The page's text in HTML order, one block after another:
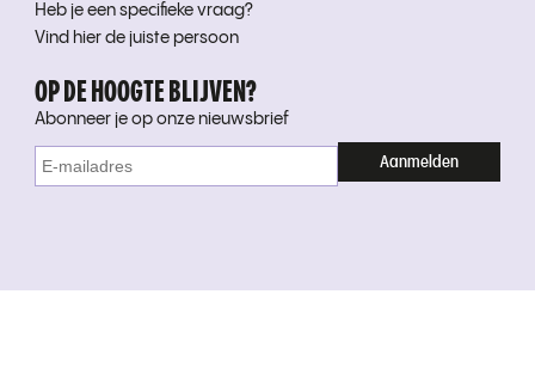
Heb je een specifieke vraag?
Vind hier de juiste persoon
OP DE HOOGTE BLIJVEN?
Abonneer je op onze nieuwsbrief